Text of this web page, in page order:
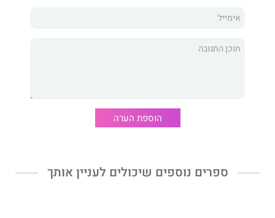
נשים חרדיות וערביות יורד ובקרב החילוניות עולה; נשים חרדיות
הוספת הערה
ספרים נוספים שיכולים לעניין אותך